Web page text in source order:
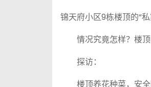
锦天府小区9栋楼顶的“
情况究竟怎样？楼顶
探访：
楼顶养花种菜，安全